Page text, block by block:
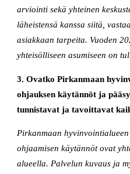
arviointi sekä yhteinen
läheistensä kanssa siitä,
asiakkaan tarpeita. Vuoden
yhteisölliseen asumiseen on
3. Ovatko Pirkanmaan
ohjauksen käytännöt ja
tunnistavat ja tavoittavat
Pirkanmaan hyvinvointialueen
ohjaamisen käytännöt ovat
alueella. Palvelun kuvaus ja